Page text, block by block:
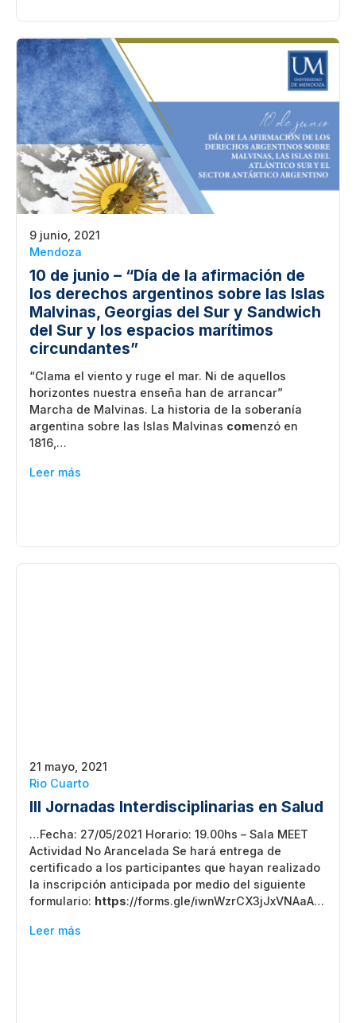
9 junio, 2021
Mendoza
10 de junio – “Día de la afirmación de
los derechos argentinos sobre las Islas
Malvinas, Georgias del Sur y Sandwich
del Sur y los espacios marítimos
circundantes”
“Clama el viento y ruge el mar. Ni de aquellos
horizontes nuestra enseña han de arrancar”
Marcha de Malvinas. La historia de la soberanía
argentina sobre las Islas Malvinas comenzó en
1816,…
Leer más
21 mayo, 2021
Rio Cuarto
III Jornadas Interdisciplinarias en Salud
…Fecha: 27/05/2021 Horario: 19.00hs – Sala MEET
Actividad No Arancelada Se hará entrega de
certificado a los participantes que hayan realizado
la inscripción anticipada por medio del siguiente
formulario: https://forms.gle/iwnWzrCX3jJxVNAaA…
Leer más